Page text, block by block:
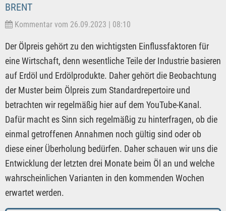
BRENT
Kommentar vom 26.09.2023 | 08:10
Der Ölpreis gehört zu den wichtigsten Einflussfaktoren für
eine Wirtschaft, denn wesentliche Teile der Industrie basieren
auf Erdöl und Erdölprodukte. Daher gehört die Beobachtung
der Muster beim Ölpreis zum Standardrepertoire und
betrachten wir regelmäßig hier auf dem YouTube-Kanal.
Dafür macht es Sinn sich regelmäßig zu hinterfragen, ob die
einmal getroffenen Annahmen noch gültig sind oder ob
diese einer Überholung bedürfen. Daher schauen wir uns die
Entwicklung der letzten drei Monate beim Öl an und welche
wahrscheinlichen Varianten in den kommenden Wochen
erwartet werden.